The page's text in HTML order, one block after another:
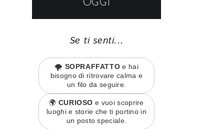
OGGI
Se ti senti...
🌪️ SOPRAFFATTO e hai
bisogno di ritrovare calma e
un filo da seguire.
🌍 CURIOSO e vuoi scoprire
luoghi e storie che ti portino in
un posto speciale.